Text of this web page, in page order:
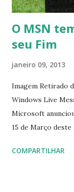
O MSN
seu Fim
janeiro 09, 2013
Imagem Retirado
Windows Live
Microsoft
15 de Março deste
integrado com o
COMPARTILHAR